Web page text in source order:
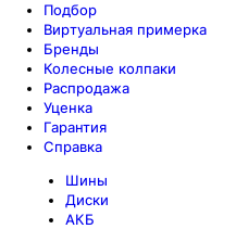
Подбор
Виртуальная примерка
Бренды
Колесные колпаки
Распродажа
Уценка
Гарантия
Справка
Шины
Диски
АКБ